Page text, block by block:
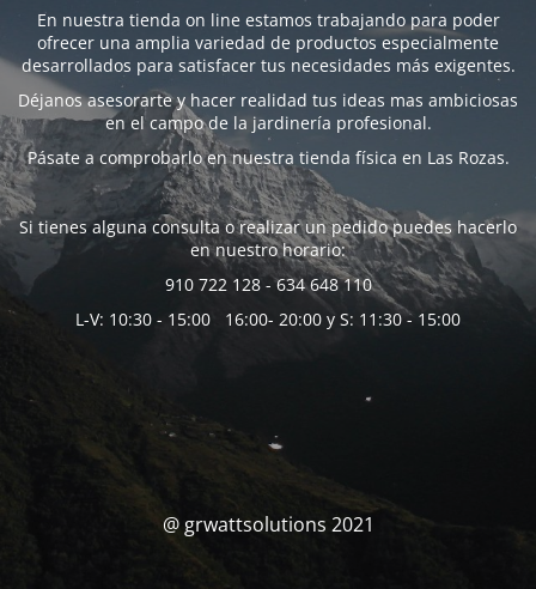
En nuestra tienda on line estamos trabajando para poder
ofrecer una amplia variedad de productos especialmente
desarrollados para satisfacer tus necesidades más exigentes.
Déjanos asesorarte y hacer realidad tus ideas mas ambiciosas
en el campo de la jardinería profesional.
Pásate a comprobarlo en nuestra tienda física en Las Rozas.
Si tienes alguna consulta o realizar un pedido puedes hacerlo
en nuestro horario:
910 722 128 - 634 648 110
L-V: 10:30 - 15:00 16:00- 20:00 y S: 11:30 - 15:00
@ grwattsolutions 2021